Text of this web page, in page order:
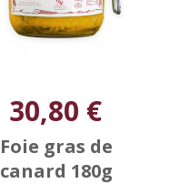
30,80 €
Foie gras de
canard 180g